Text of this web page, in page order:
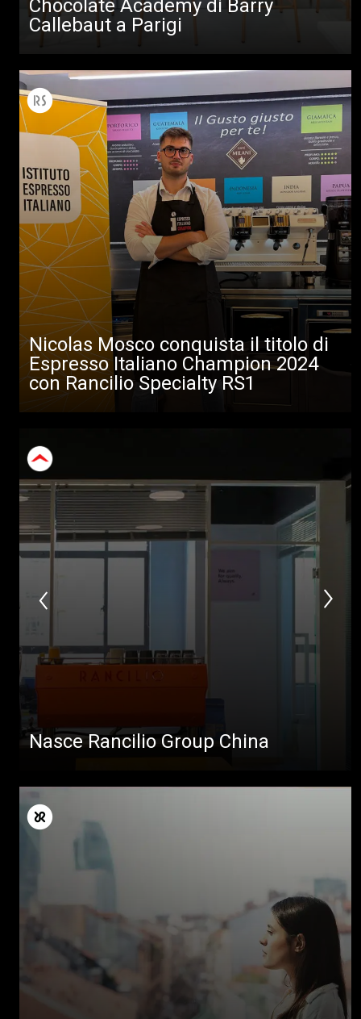
Chocolate Academy di Barry
Callebaut a Parigi
Nicolas Mosco conquista il titolo di
Espresso Italiano Champion 2024
con Rancilio Specialty RS1
Nasce Rancilio Group China